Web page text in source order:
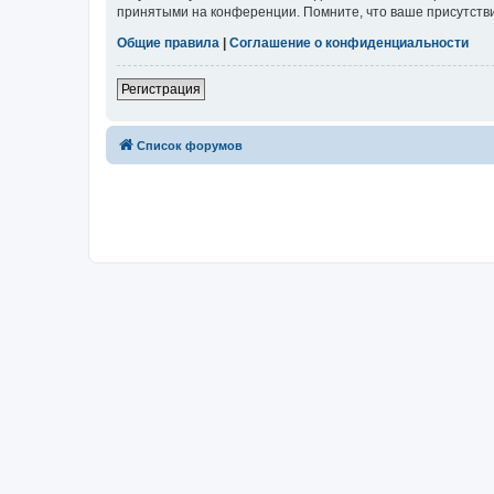
принятыми на конференции. Помните, что ваше
Общие правила
Соглашение о конфиденциальности
Регистрация
Список форумов